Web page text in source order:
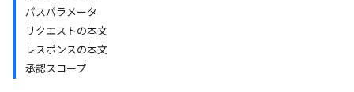
パスパラメータ
リクエストの本文
レスポンスの本文
承認スコープ